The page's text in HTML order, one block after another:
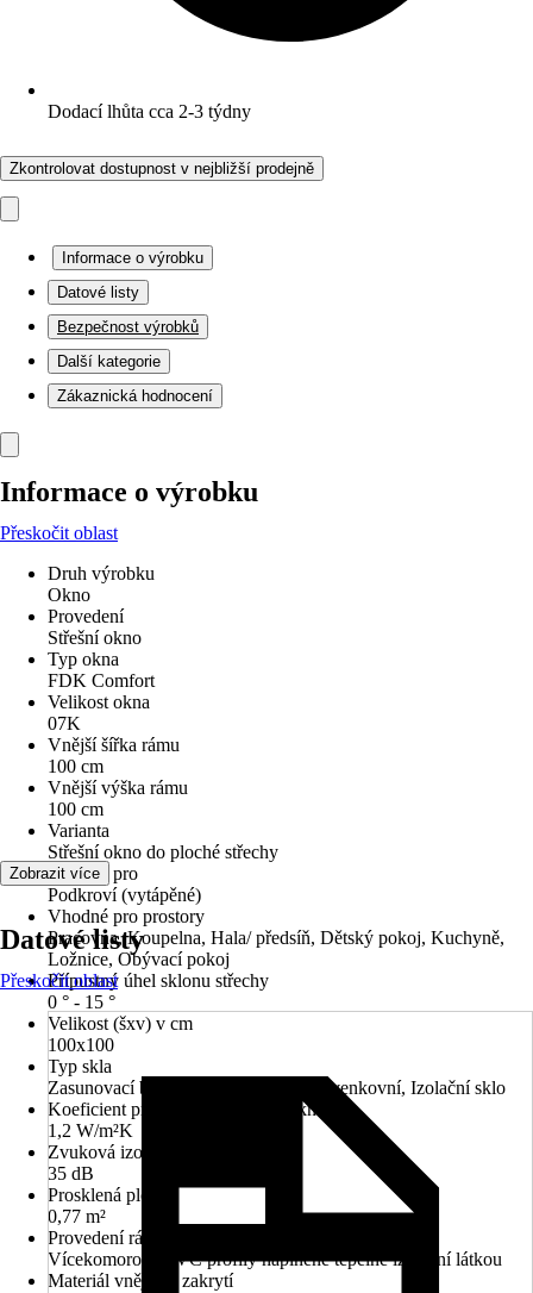
Dodací lhůta cca 2-3 týdny
Zkontrolovat dostupnost v nejbližší prodejně
Informace o výrobku
Datové listy
Bezpečnost výrobků
Další kategorie
Zákaznická hodnocení
Informace o výrobku
Přeskočit oblast
Druh výrobku
Okno
Provedení
Střešní okno
Typ okna
FDK Comfort
Velikost okna
07K
Vnější šířka rámu
100 cm
Vnější výška rámu
100 cm
Varianta
Střešní okno do ploché střechy
Vhodné pro
Podkroví (vytápěné)
Vhodné pro prostory
Pracovna, Koupelna, Hala/ předsíň, Dětský pokoj, Kuchyně,
Ložnice, Obývací pokoj
Přípustný úhel sklonu střechy
0 ° - 15 °
Velikost (šxv) v cm
100x100
Typ skla
Zasunovací bezpečnostní sklo (ESG) venkovní, Izolační sklo
Koeficient průchodnosti tepla u okna Uw
1,2 W/m²K
Zvuková izolace (Rw)
35 dB
Prosklená plocha
0,77 m²
Provedení rámu
Vícekomorové PVC profily naplněné tepelně izolační látkou
Materiál vnějšího zakrytí
Zobrazit více
Datové listy
Přeskočit oblast